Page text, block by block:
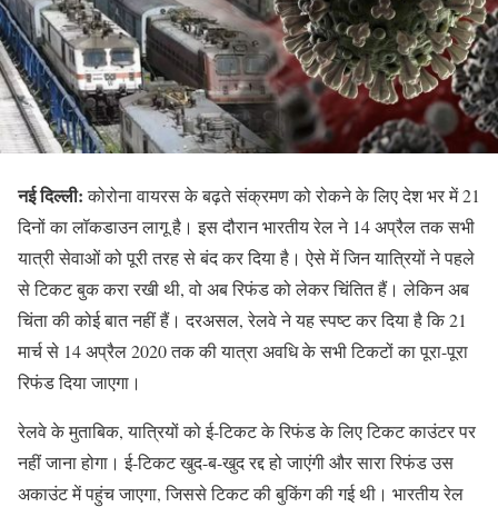
नई दिल्ली:कोरोना वायरस के बढ़ते संक्रमण को रोकने के लिए देश भर में 21
दिनों का लॉकडाउन लागू है। इस दौरान भारतीय रेल ने 14 अप्रैल तक सभी
यात्री सेवाओं को पूरी तरह से बंद कर दिया है। ऐसे में जिन यात्रियों ने पहले
से टिकट बुक करा रखी थी, वो अब रिफंड को लेकर चिंतित हैं। लेकिन अब
चिंता की कोई बात नहीं हैं। दरअसल, रेलवे ने यह स्पष्ट कर दिया है कि 21
मार्च से 14 अप्रैल 2020 तक की यात्रा अवधि के सभी टिकटों का पूरा-पूरा
रिफंड दिया जाएगा।
रेलवे के मुताबिक, यात्रियों को ई-टिकट के रिफंड के लिए टिकट काउंटर पर
नहीं जाना होगा। ई-टिकट खुद-ब-खुद रद्द हो जाएंगी और सारा रिफंड उस
अकाउंट में पहुंच जाएगा, जिससे टिकट की बुकिंग की गई थी। भारतीय रेल